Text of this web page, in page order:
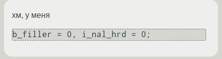
хм, у меня
b_filler = 0, i_nal_hrd = 0;